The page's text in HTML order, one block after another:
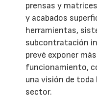
prensas y
y acabados
herramientas,
subcontratación
prevé exponer
funcionamiento,
una visión de toda
sector.